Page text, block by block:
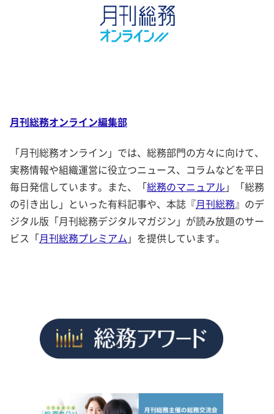
月刊総務オンライン編集部
「月刊総務オンライン」では、総務部門の方々に向けて、
実務情報や組織運営に役立つニュース、コラムなどを平日
毎日発信しています。また、「総務のマニュアル 」「総務
の引き出し」といった有料記事や、本誌『月刊総務』のデ
ジタル版「月刊総務デジタルマガジン」が読み放題のサー
ビス「月刊総務プレミアム 」を提供しています。